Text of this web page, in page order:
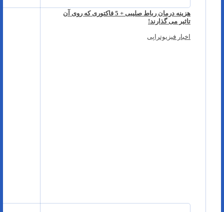
هزینه درمان رباط صلیبی + 5 فاکتوری که روی آن
تاثیر می گذارند!
اخبار فیزیوتراپی